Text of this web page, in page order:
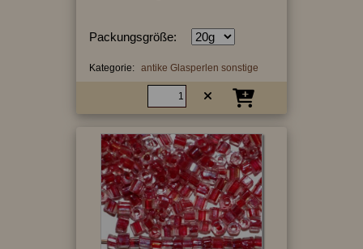
Packungsgröße:
Kategorie: antike Glasperlen sonstige